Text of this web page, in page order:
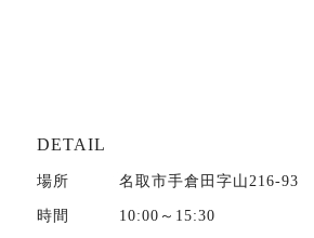
DETAIL
場所 名取市手倉田字山216-93
時間 10:00～15:30